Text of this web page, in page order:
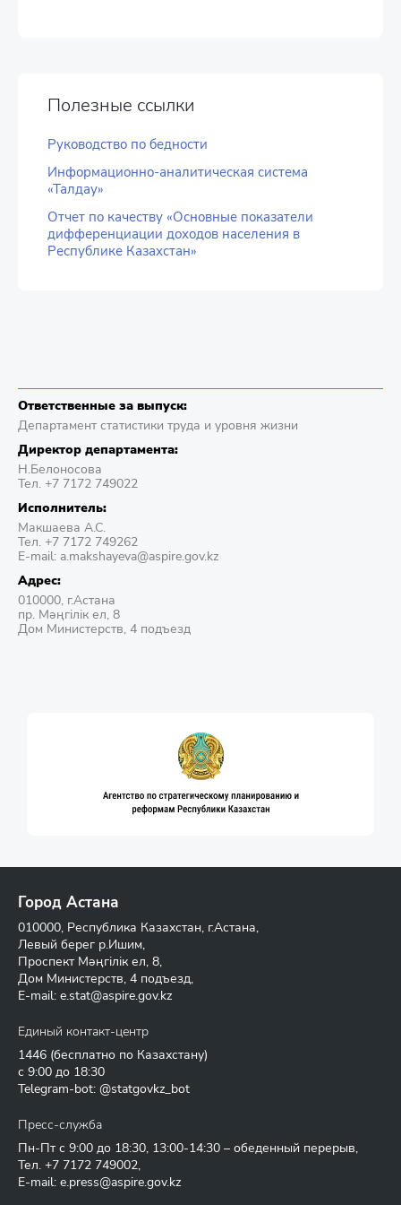
Полезные ссылки
Руководство по бедности
Информационно-аналитическая система
«Талдау»
Отчет по качеству «Основные показатели
дифференциации доходов населения в
Республике Казахстан»
Ответственные за выпуск:
Департамент статистики труда и уровня жизни
Директор департамента:
Н.Белоносова
Тел. +7 7172 749022
Исполнитель:
Макшаева A.C.
Тел. +7 7172 749262
E-mail: a.makshayeva@aspire.gov.kz
Адрес:
010000, г.Астана
пр. Мәңгілік ел, 8
Дом Министерств, 4 подъезд
Город Астана
010000, Республика Казахстан, г.Астана,
Левый берег р.Ишим,
Проспект Мәңгілік ел, 8,
Дом Министерств, 4 подъезд,
E-mail: e.stat@aspire.gov.kz
Единый контакт-центр
1446 (бесплатно по Казахстану)
с 9:00 до 18:30
Telegram-bot: @statgovkz_bot
Пресс-служба
Пн-Пт с 9:00 до 18:30, 13:00-14:30 – обеденный перерыв,
Тел. +7 7172 749002,
E-mail: e.press@aspire.gov.kz